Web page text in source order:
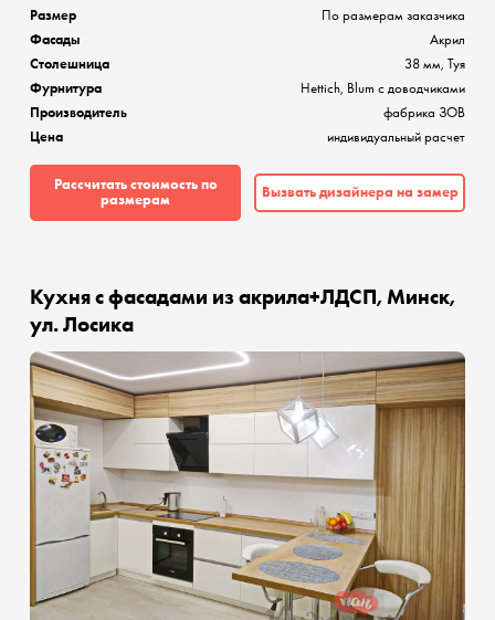
Размер
По размерам заказчика
Фасады
Акрил
Столешница
38 мм, Туя
Фурнитура
Hettich, Blum с доводчиками
Производитель
фабрика ЗОВ
Цена
индивидуальный расчет
Рассчитать стоимость по
размерам
Вызвать дизайнера на замер
Кухня с фасадами из акрила+ЛДСП, Минск,
ул. Лосика